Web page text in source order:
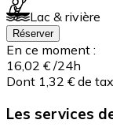
Lac & rivière
Réserver
En ce moment :
16,02 € /24h
Dont 1,32 € de
Les services